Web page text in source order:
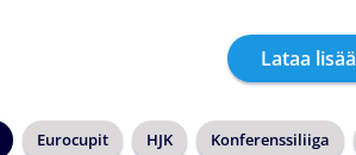
Lataa lisää
Eurocupit HJK Konferenssiliiga